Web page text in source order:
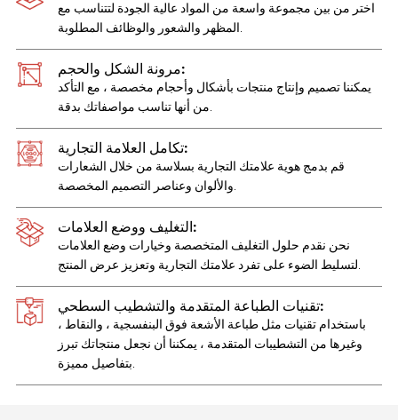
اختر من بين مجموعة واسعة من المواد عالية الجودة لتتناسب مع
مرونة الشكل والحجم:
يمكننا تصميم وإنتاج منتجات بأشكال وأحجام مخصصة ، مع التأكد
من أنها تناسب مواصفاتك بدقة.
تكامل العلامة التجارية:
قم بدمج هوية علامتك التجارية بسلاسة من خلال الشعارات
والألوان وعناصر التصميم المخصصة.
التغليف ووضع العلامات:
نحن نقدم حلول التغليف المتخصصة وخيارات وضع العلامات
لتسليط الضوء على تفرد علامتك التجارية وتعزيز عرض المنتج.
تقنيات الطباعة المتقدمة والتشطيب السطحي:
باستخدام تقنيات مثل طباعة الأشعة فوق البنفسجية ، والنقاط ،
وغيرها من التشطيبات المتقدمة ، يمكننا أن نجعل منتجاتك تبرز
بتفاصيل مميزة.